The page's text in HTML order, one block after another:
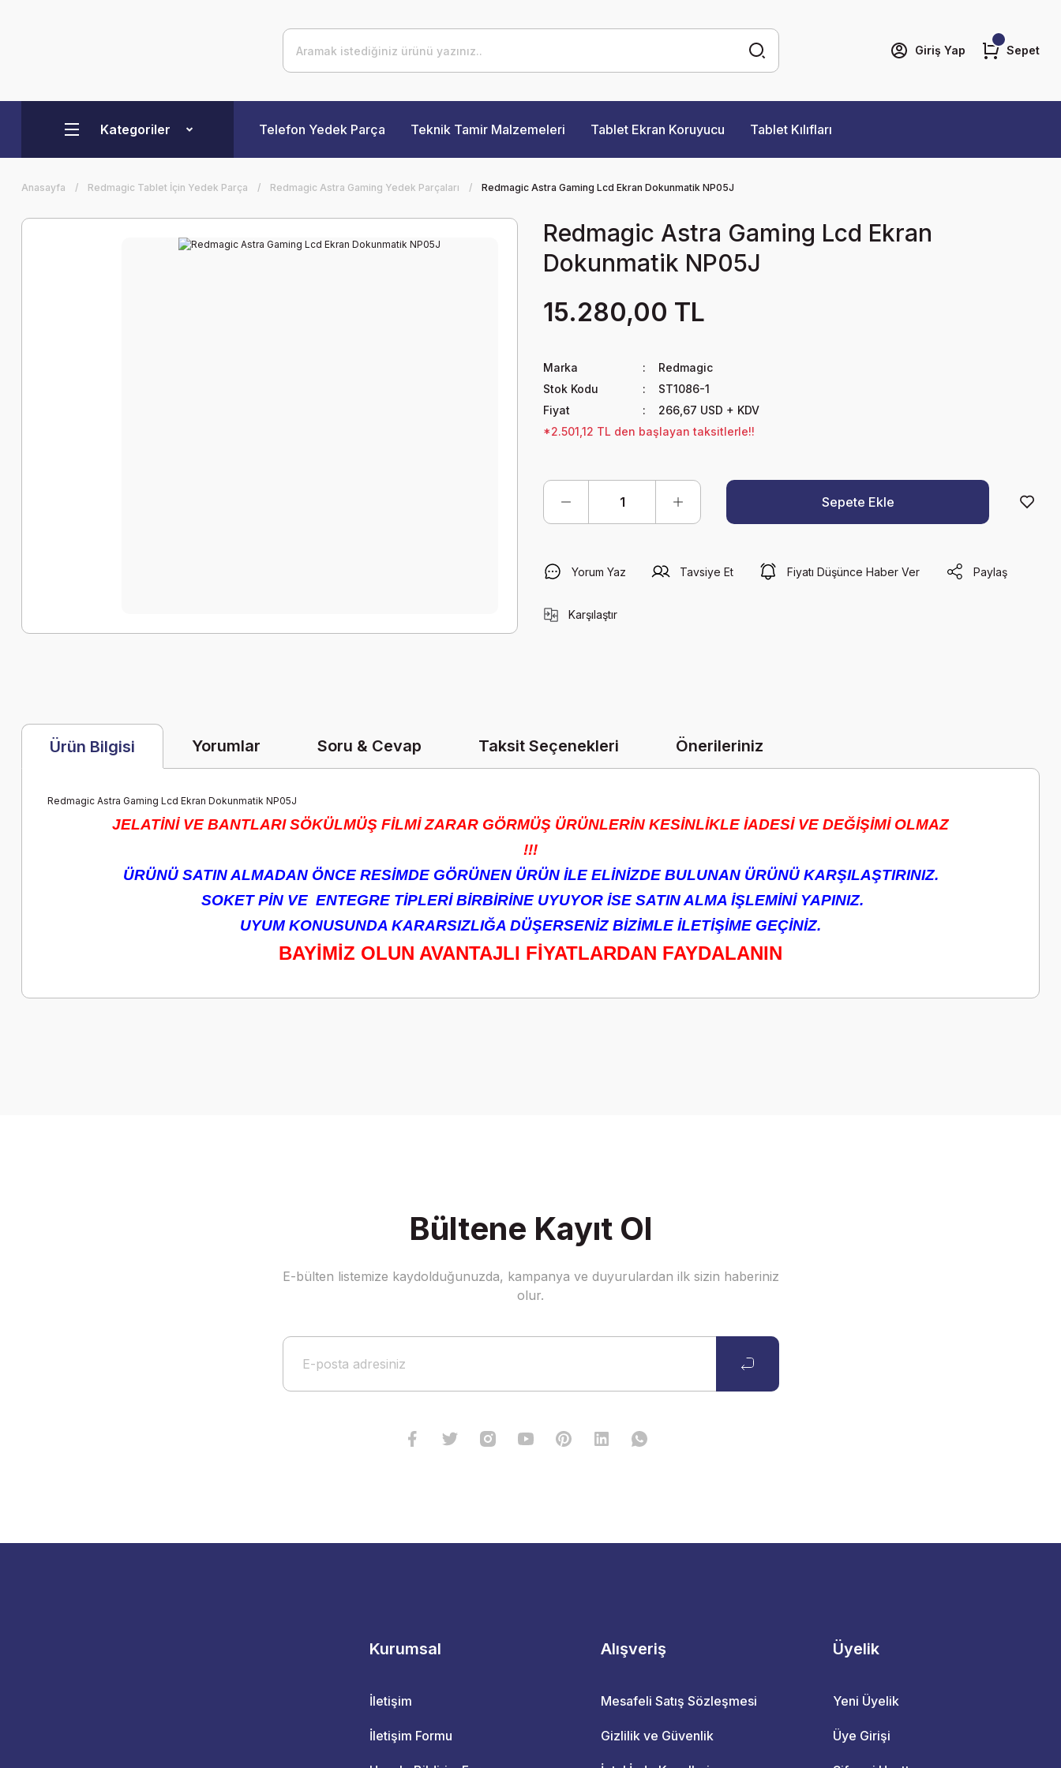
Giriş Yap Sepet
Kategoriler Telefon Yedek Parça Teknik Tamir Malzemeleri Tablet Ekran Koruyucu Tablet Kılıfları
Anasayfa Redmagic Tablet İçin Yedek Parça Redmagic Astra Gaming Yedek Parçaları Redmagic Astra Gaming Lcd Ekran Dokunmatik NP05J
Redmagic Astra Gaming Lcd Ekran
Dokunmatik NP05J
15.280,00 TL
Marka
Redmagic
Stok Kodu
ST1086-1
Fiyat
266,67 USD + KDV
*2.501,12 TL den başlayan taksitlerle!!
Sepete Ekle
Yorum Yaz Tavsiye Et Fiyatı Düşünce Haber Ver Paylaş
Karşılaştır
Ürün Bilgisi Yorumlar Soru & Cevap Taksit Seçenekleri Önerileriniz
Redmagic Astra Gaming Lcd Ekran Dokunmatik NP05J
JELATİNİ VE BANTLARI SÖKÜLMÜŞ FİLMİ ZARAR GÖRMÜŞ ÜRÜNLERİN KESİNLİKLE İADESİ VE DEĞİŞİMİ OLMAZ
!!!
ÜRÜNÜ SATIN ALMADAN ÖNCE RESİMDE GÖRÜNEN ÜRÜN İLE ELİNİZDE BULUNAN ÜRÜNÜ KARŞILAŞTIRINIZ.
SOKET PİN VE ENTEGRE TİPLERİ BİRBİRİNE UYUYOR İSE SATIN ALMA İŞLEMİNİ YAPINIZ.
UYUM KONUSUNDA KARARSIZLIĞA DÜŞERSENİZ BİZİMLE İLETİŞİME GEÇİNİZ.
BAYİMİZ OLUN AVANTAJLI FİYATLARDAN FAYDALANIN
Gönder
Bültene Kayıt Ol
E-bülten listemize kaydolduğunuzda, kampanya ve duyurulardan ilk sizin haberiniz
olur.
Kurumsal
İletişim
İletişim Formu
Alışveriş
Mesafeli Satış Sözleşmesi
Gizlilik ve Güvenlik
Üyelik
Yeni Üyelik
Üye Girişi